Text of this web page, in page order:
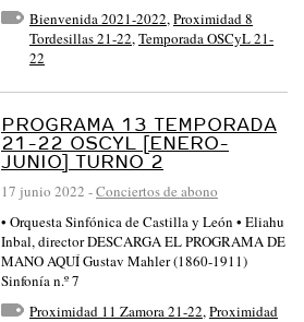
Bienvenida 2021-2022,Proximidad 8
Tordesillas 21-22,Temporada OSCyL 21-
22
PROGRAMA 13 TEMPORADA
21-22 OSCYL [ENERO-
JUNIO] TURNO 2
17 junio 2022 -Conciertos de abono
• Orquesta Sinfónica de Castilla y León • Eliahu
Inbal, director DESCARGA EL PROGRAMA DE
MANO AQUÍ Gustav Mahler (1860-1911)
Sinfonía n.º 7
Proximidad 11 Zamora 21-22,Proximidad